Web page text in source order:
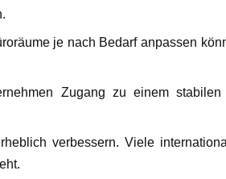
je nach Bedarf anpassen
Zugang zu einem stabilen
verbessern. Viele